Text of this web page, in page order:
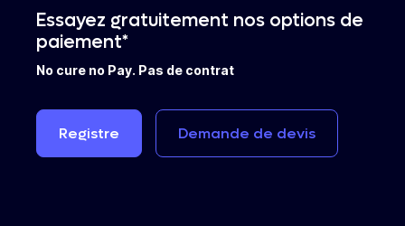
protection de la vie privée.
Essayez gratuitement nos options de
paiement*
No cure no Pay. Pas de contrat
Registre Demande de devis